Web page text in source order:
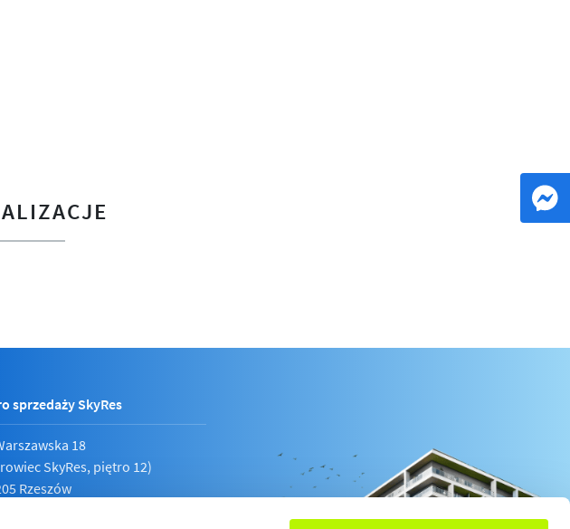
sprzedaży SkyRes
18
SkyRes, piętro 12)
Rzeszów